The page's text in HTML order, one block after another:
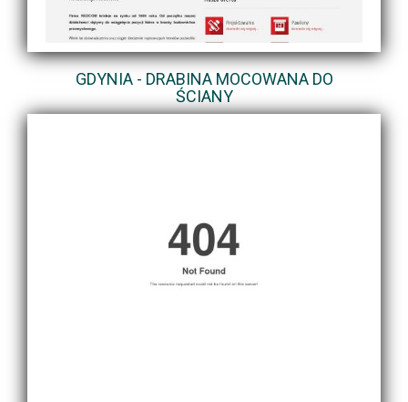
GDYNIA - DRABINA MOCOWANA DO
ŚCIANY